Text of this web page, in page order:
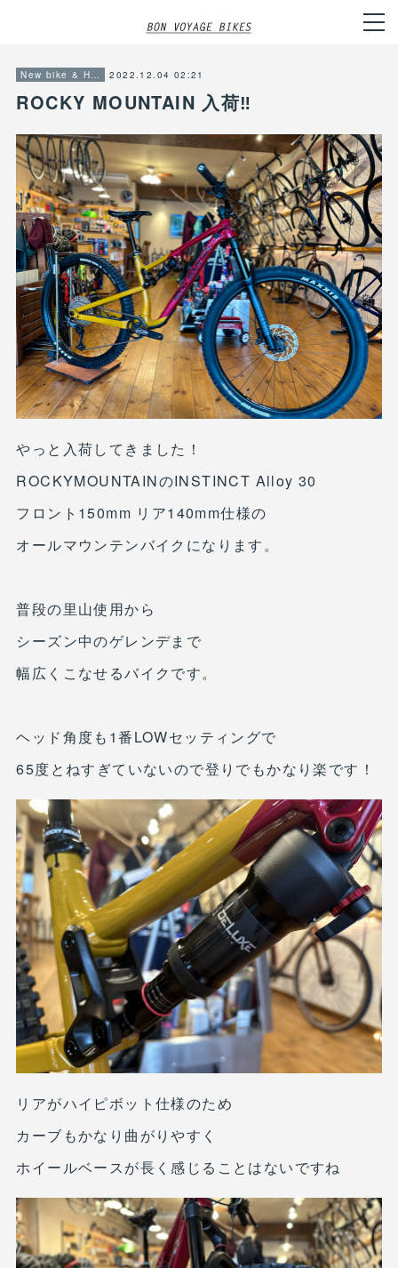
New bike & Hot item info 2022.12.04 02:21
ROCKY MOUNTAIN 入荷‼︎
やっと入荷してきました！
ROCKYMOUNTAINのINSTINCT Alloy 30
フロント150mm リア140mm仕様の
オールマウンテンバイクになります。
普段の里山使用から
シーズン中のゲレンデまで
幅広くこなせるバイクです。
ヘッド角度も1番LOWセッティングで
65度とねすぎていないので登りでもかなり楽です！
リアがハイピボット仕様のため
カーブもかなり曲がりやすく
ホイールベースが長く感じることはないですね